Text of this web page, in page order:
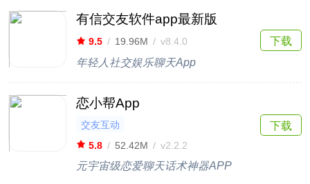
有信交友软件app最新版
9.5 / 19.96M / v8.4.0
年轻人社交娱乐聊天App
下载
恋小帮App
交友互动
5.8 / 52.42M / v2.2.2
元宇宙级恋爱聊天话术神器APP
下载